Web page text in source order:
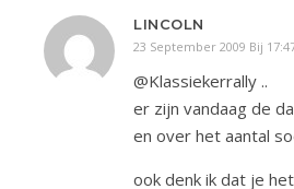
LINCOLN
23 September 2009 Bij
@Klassiekerrally ..
er zijn vandaag de
en over het aantal
ook denk ik dat je